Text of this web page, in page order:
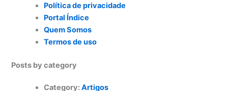
Política de privacidade
Portal Índice
Quem Somos
Termos de uso
Posts by category
Category:Artigos